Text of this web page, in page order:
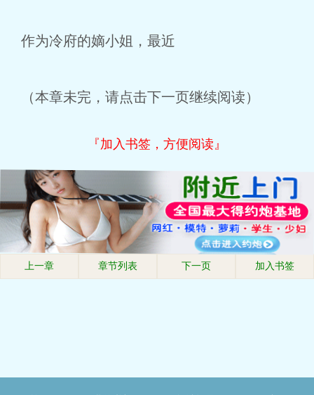
作为冷府的嫡小姐，最近
（本章未完，请点击下一页继续阅读）
『加入书签，方便阅读』
上一章 章节列表 下一页 加入书签